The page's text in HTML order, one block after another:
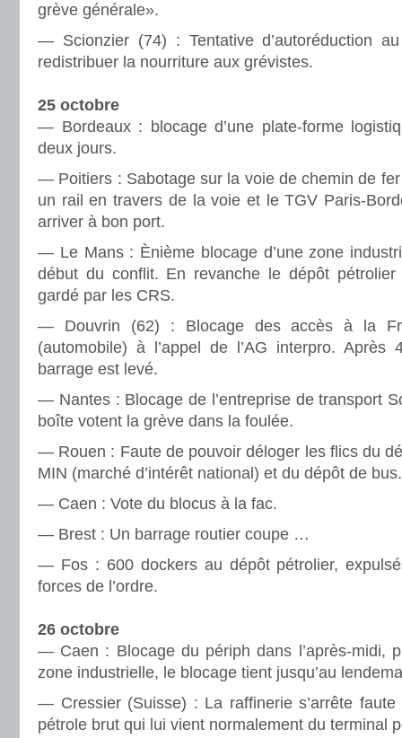
grève générale».
— Scionzier (74) : Tentative d’autoréduction
redistribuer la nourriture aux grévistes.
25 octobre
— Bordeaux : blocage d’une plate-forme
deux jours.
— Poitiers : Sabotage sur la voie de chemin de
un rail en travers de la voie et le TGV Paris-
arriver à bon port.
— Le Mans : Ènième blocage d’une zone
début du conflit. En revanche le dépôt pétrolier
gardé par les CRS.
— Douvrin (62) : Blocage des accès à la
(automobile) à l’appel de l’AG interpro.
barrage est levé.
— Nantes : Blocage de l’entreprise de transport
boîte votent la grève dans la foulée.
— Rouen : Faute de pouvoir déloger les flics du
MIN (marché d’intérêt national) et du dépôt de bus.
— Caen : Vote du blocus à la fac.
— Brest : Un barrage routier coupe …
— Fos : 600 dockers au dépôt pétrolier,
forces de l’ordre.
26 octobre
— Caen : Blocage du périph dans l’après-midi,
zone industrielle, le blocage tient jusqu’au
— Cressier (Suisse) : La raffinerie s’arrête faute
pétrole brut qui lui vient normalement du terminal